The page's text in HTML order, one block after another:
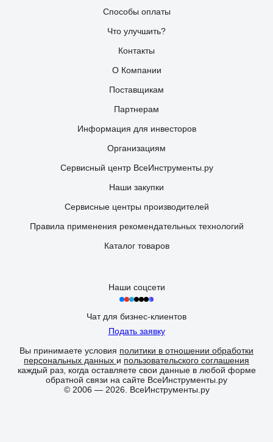
Способы оплаты
Что улучшить?
Контакты
О Компании
Поставщикам
Партнерам
Информация для инвесторов
Организациям
Сервисный центр ВсеИнструменты.ру
Наши закупки
Сервисные центры производителей
Правила применения рекомендательных технологий
Каталог товаров
Наши соцсети
Чат для бизнес-клиентов
Подать заявку
Вы принимаете условия политики в отношении обработки
персональных данных и пользовательского соглашения
каждый раз, когда оставляете свои данные в любой форме
обратной связи на сайте ВсеИнструменты.ру
© 2006 — 2026. ВсеИнструменты.ру